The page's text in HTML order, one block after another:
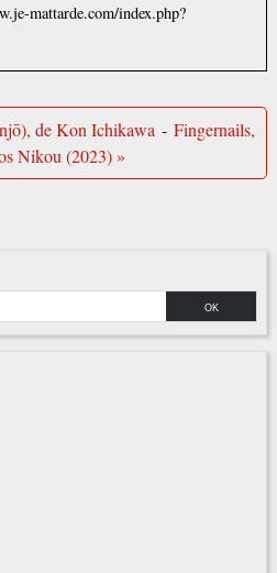
mattarde.com/index.php?
de Kon Ichikawa - Fingernails,
Nikou (2023) »